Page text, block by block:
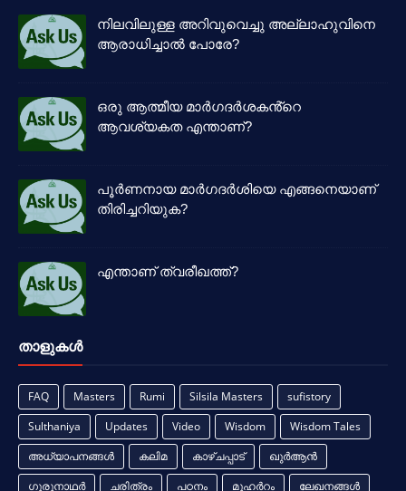
നിലവിലുള്ള അറിവുവെച്ചു അല്ലാഹുവിനെ
ആരാധിച്ചാൽ പോരേ?
ഒരു ആത്മീയ മാർഗദർശകൻ്റെ
ആവശ്യകത എന്താണ്?
പൂർണനായ മാർഗദർശിയെ എങ്ങനെയാണ്
തിരിച്ചറിയുക?
എന്താണ് ത്വരീഖത്ത്?
താളുകള്‍
FAQ Masters Rumi Silsila Masters
sufistory
Sulthaniya
Updates Video Wisdom
Wisdom Tales
അധ്യാപനങ്ങൾ
കലിമ കാഴ്ചപ്പാട്
ഖുർആൻ
ഗുരുനാഥർ
ചരിത്രം പഠനം മുഹർറം ലേഖനങ്ങൾ